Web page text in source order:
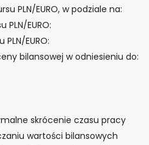
PLN/EURO, w podziale na:
EURO:
EURO:
bilansowej w odniesieniu do:
skrócenie czasu pracy
wartości bilansowych